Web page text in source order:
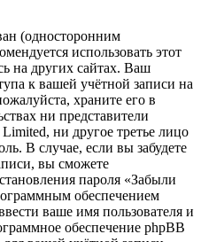
(односторонним
использовать этот
на других сайтах. Ваш
к вашей учётной записи на
храните его в
ни представители
ни другое третье лицо
В случае, если вы забудете
вы сможете
пароля «Забыли
обеспечением
ваше имя пользователя и
обеспечение phpBB